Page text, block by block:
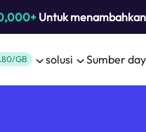
Untuk
GB solusi Sumber